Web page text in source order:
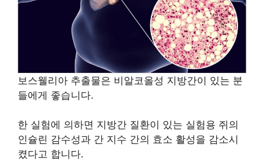
보스웰리아 추출물은 비알코올성 지방간이 있는 분
들에게 좋습니다.
한 실험에 의하면 지방간 질환이 있는 실험용 쥐의
인슐린 감수성과 간 지수 간의 효소 활성을 감소시
켰다고 합니다.